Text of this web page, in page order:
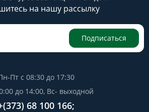
на нашу рассылку
Подписаться
Пт с 08:30 до 17:30
до 14:00, Вс- выходной
68 100 166;